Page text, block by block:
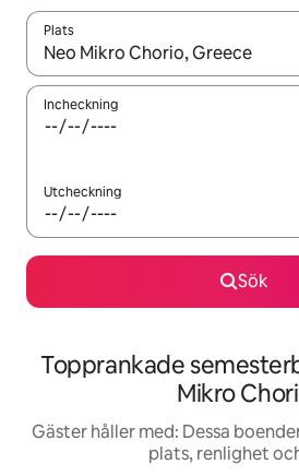
Plats
När resultaten är tillgängliga kan
Incheckning
Utcheckning
Sök
Topprankade
Mikro
Gäster håller med: Dessa
plats, renlighet